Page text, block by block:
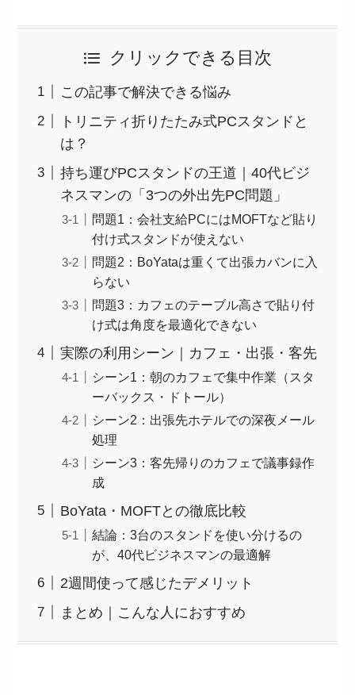
クリックできる目次
この記事で解決できる悩み
トリニティ折りたたみ式PCスタンドと
は？
持ち運びPCスタンドの王道｜40代ビジ
ネスマンの「3つの外出先PC問題」
問題1：会社支給PCにはMOFTなど貼り
付け式スタンドが使えない
問題2：BoYataは重くて出張カバンに入
らない
問題3：カフェのテーブル高さで貼り付
け式は角度を最適化できない
実際の利用シーン｜カフェ・出張・客先
シーン1：朝のカフェで集中作業（スタ
ーバックス・ドトール）
シーン2：出張先ホテルでの深夜メール
処理
シーン3：客先帰りのカフェで議事録作
成
BoYata・MOFTとの徹底比較
結論：3台のスタンドを使い分けるの
が、40代ビジネスマンの最適解
2週間使って感じたデメリット
まとめ｜こんな人におすすめ